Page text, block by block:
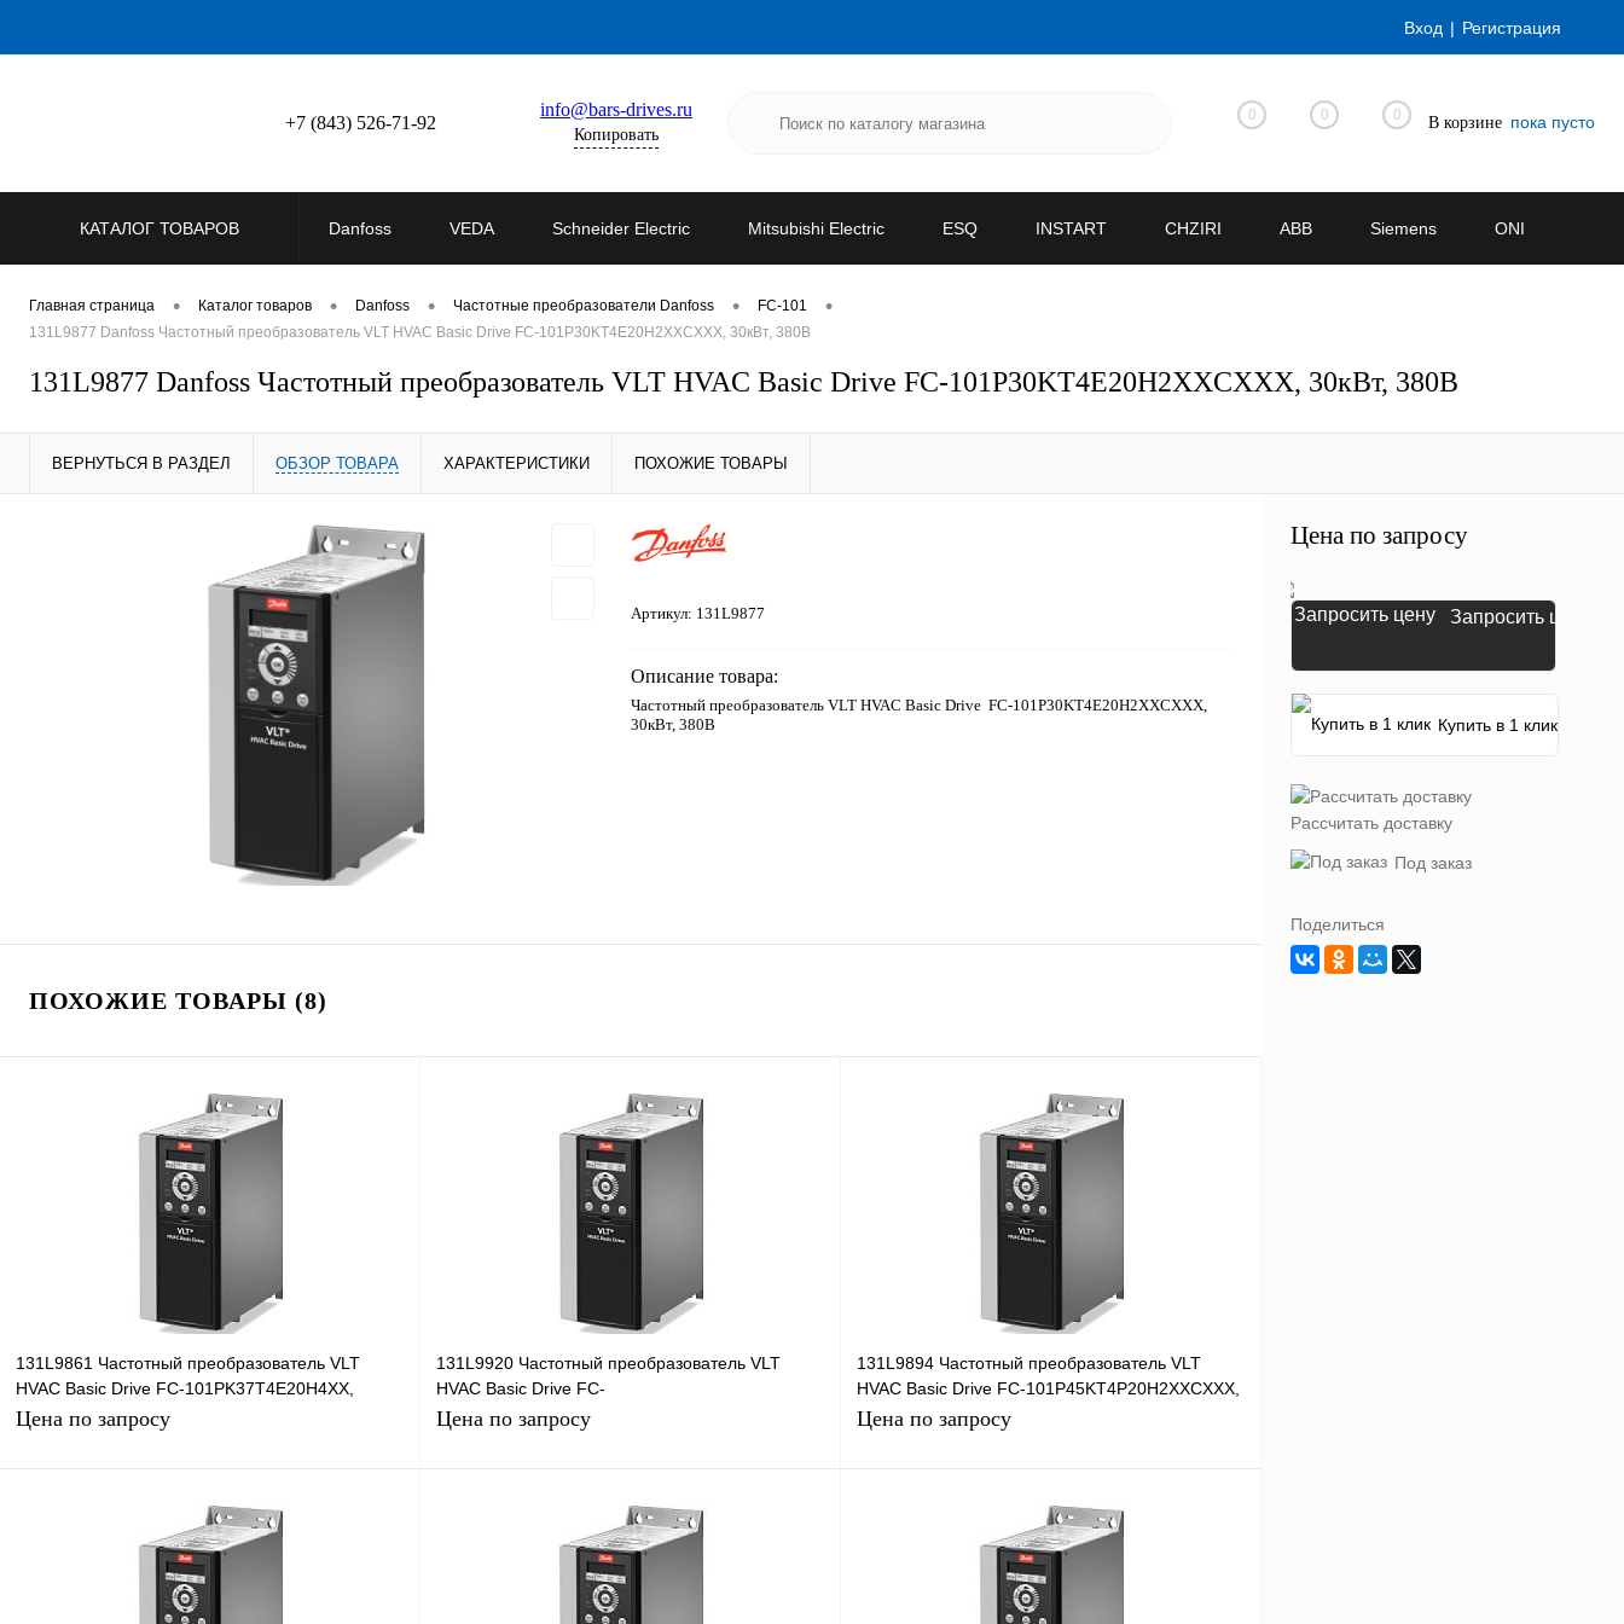
Вход Регистрация
+7 (843) 526-71-92
info@bars-drives.ru
Копировать
0 0 0 В корзине пока пусто
КАТАЛОГ ТОВАРОВ Danfoss VEDA Schneider Electric Mitsubishi Electric ESQ INSTART CHZIRI ABB Siemens ONI
Главная страница • Каталог товаров • Danfoss • Частотные преобразователи Danfoss • FC-101 •
131L9877 Danfoss Частотный преобразователь VLT HVAC Basic Drive FC-101P30KT4E20H2XXCXXX, 30кВт, 380В
131L9877 Danfoss Частотный преобразователь VLT HVAC Basic Drive FC-101P30KT4E20H2XXCXXX, 30кВт, 380В
ВЕРНУТЬСЯ В РАЗДЕЛ ОБЗОР ТОВАРА ХАРАКТЕРИСТИКИ ПОХОЖИЕ ТОВАРЫ
Артикул: 131L9877
Описание товара:
Частотный преобразователь VLT HVAC Basic Drive FC-101P30KT4E20H2XXCXXX,
30кВт, 380В
ПОХОЖИЕ ТОВАРЫ (8)
131L9861 Частотный преобразователь VLT
HVAC Basic Drive FC-101PK37T4E20H4XX,
0,37кВт, 380В
Цена по запросу
Запросить цену
131L9920 Частотный преобразователь VLT
HVAC Basic Drive FC-
101P90KT4E20H2XXCXXXS, 90кВт, 380В
Цена по запросу
Запросить цену
131L9894 Частотный преобразователь VLT
HVAC Basic Drive FC-101P45KT4P20H2XXCXXX,
45кВт, 380В
Цена по запросу
Запросить цену
Цена по запросу
Запросить цену
Купить в 1 клик
Рассчитать доставку
Под заказ
Поделиться